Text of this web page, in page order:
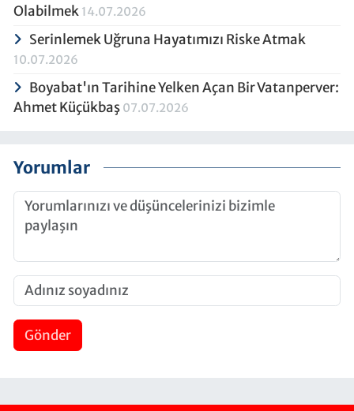
Olabilmek 14.07.2026
Serinlemek Uğruna Hayatımızı Riske Atmak
10.07.2026
Boyabat'ın Tarihine Yelken Açan Bir Vatanperver:
Ahmet Küçükbaş 07.07.2026
Yorumlar
Gönder